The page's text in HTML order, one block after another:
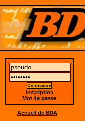
Inscription
Mot de passe
Accueil de BDA